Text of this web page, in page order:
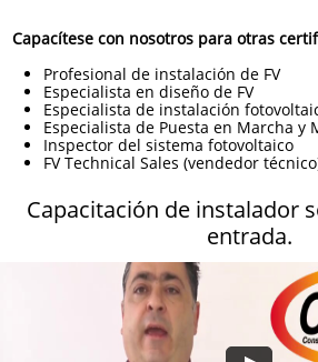
Capacítese con nosotros para otras
Profesional de instalación de FV
Especialista en diseño de FV
Especialista de instalación
Especialista de Puesta en Marcha y
Inspector del sistema fotovoltaico
FV Technical Sales (vendedor
Capa​citación de instalador
entrada.